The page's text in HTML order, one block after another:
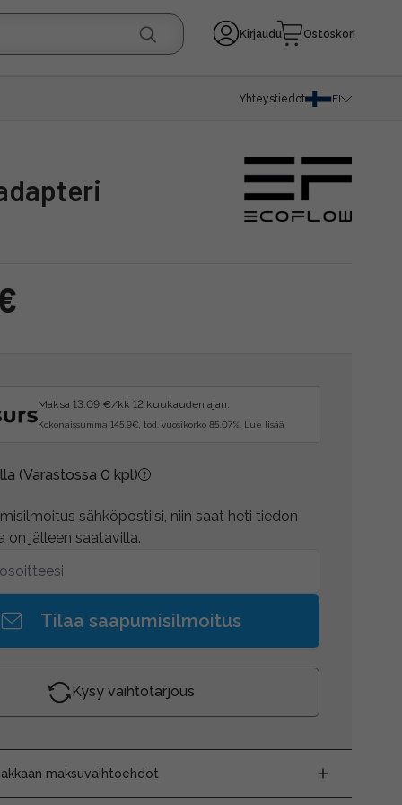
Kirjaudu Ostoskori
Yhteystiedot FI
Maksa 13.09 €/kk 12 kuukauden ajan.
Kokonaissumma 145.9€, tod. vuosikorko 85.07%. Lue lisää
(Varastossa 0 kpl)
sähköpostiisi, niin saat heti tiedon
on jälleen saatavilla.
Tilaa saapumisilmoitus
Kysy vaihtotarjous
maksuvaihtoehdot